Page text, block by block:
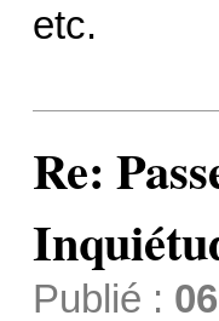
etc.
Re:
Publié :